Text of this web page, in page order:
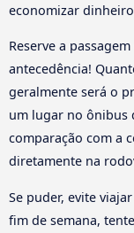
economizar
Reserve a
antecedência!
geralmente será o
um lugar no ônibus
comparação com a
diretamente na
Se puder, evite
fim de semana,